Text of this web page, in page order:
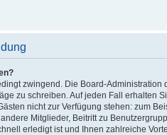
zwingend. Die Board-Administration
zu schreiben. Auf jeden Fall erhalten
nicht zur Verfügung stehen: zum
Mitglieder, Beitritt zu
erledigt ist und Ihnen zahlreiche